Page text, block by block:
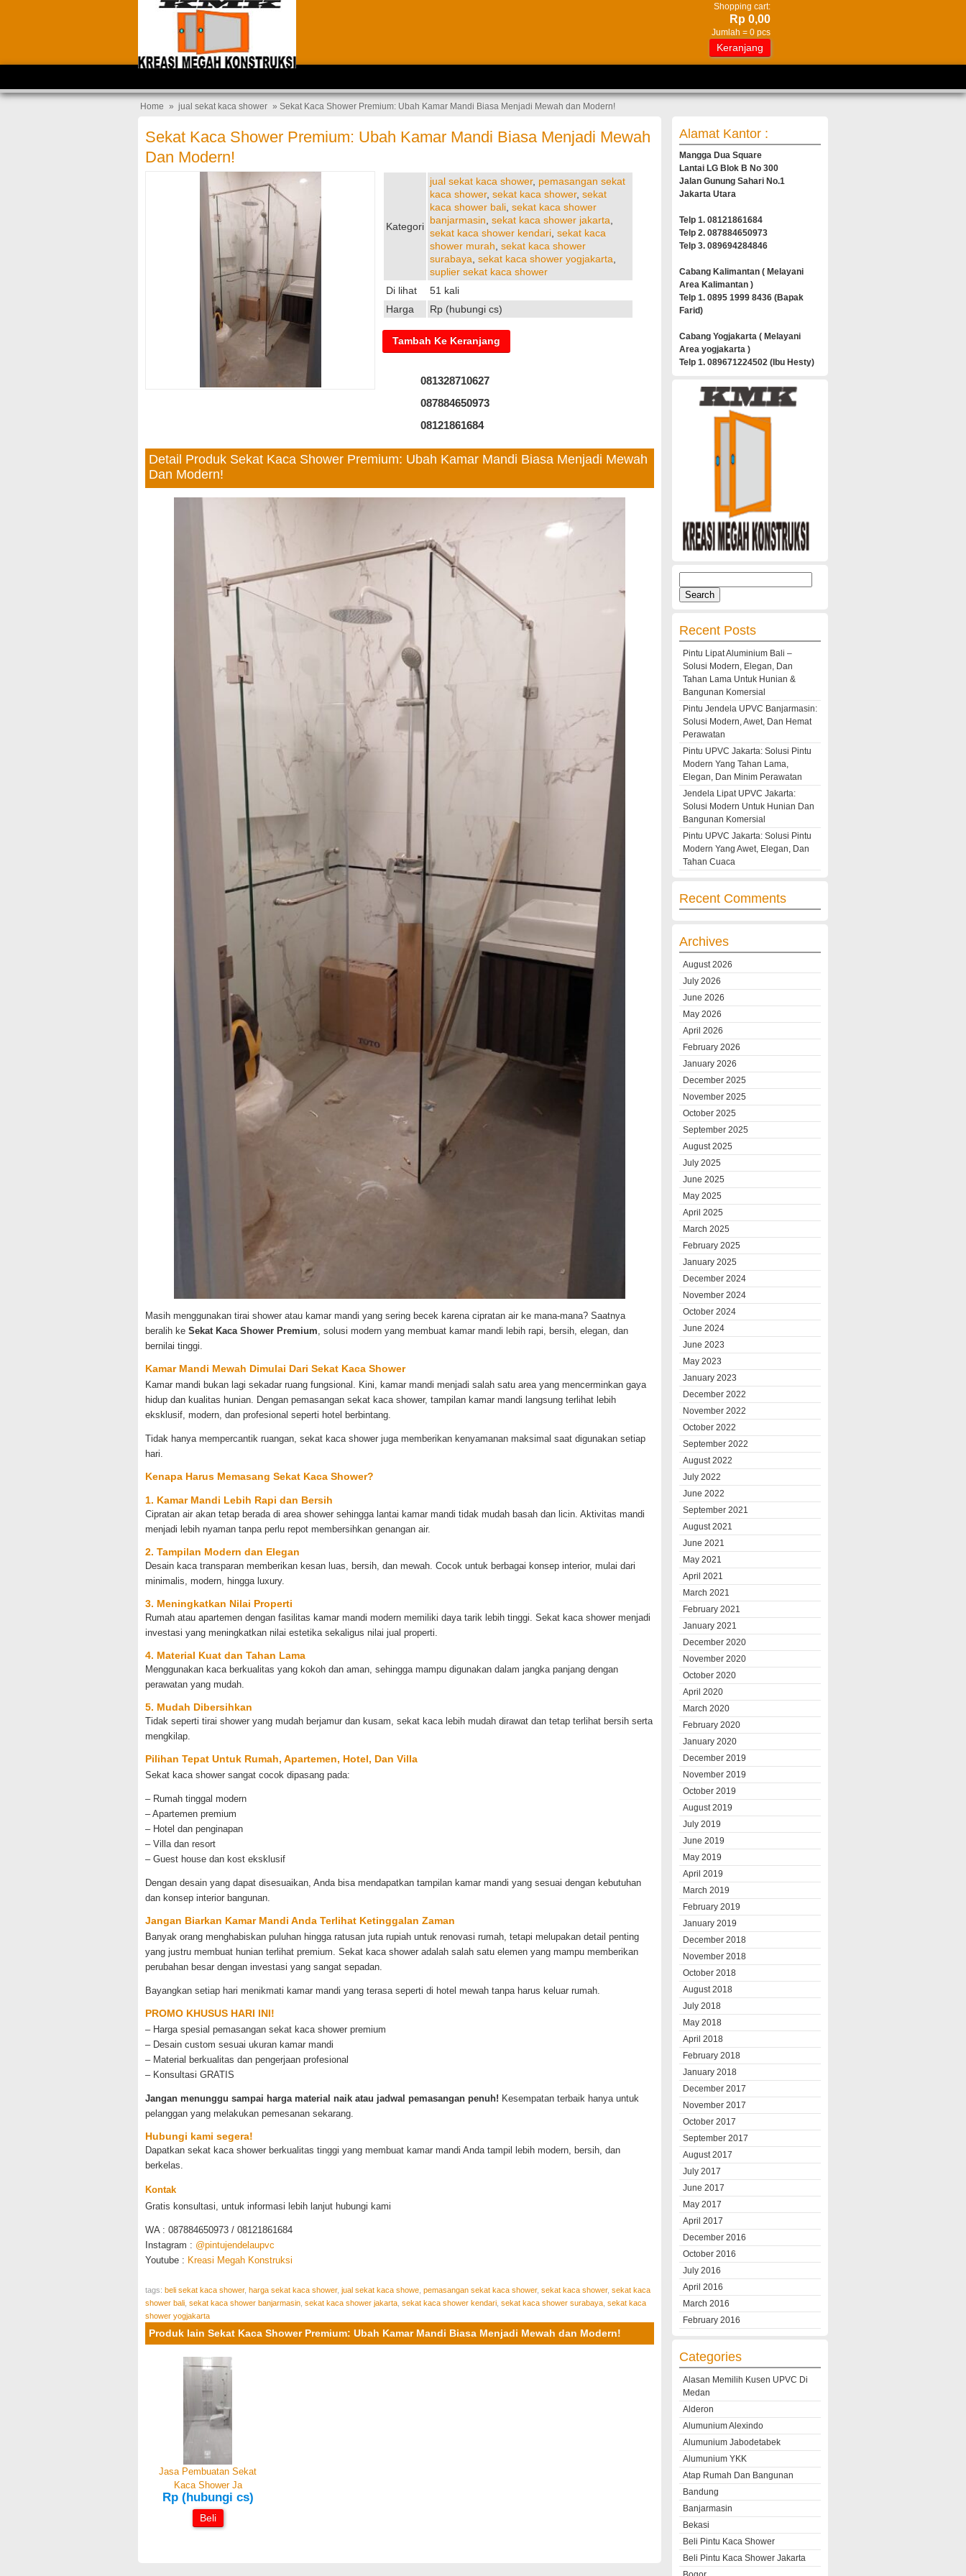
Shopping cart:
Rp 0,00
Jumlah = 0 pcs
Keranjang
Home » jual sekat kaca shower » Sekat Kaca Shower Premium: Ubah Kamar Mandi Biasa Menjadi Mewah dan Modern!
Sekat Kaca Shower Premium: Ubah Kamar Mandi Biasa Menjadi Mewah
Dan Modern!
Kategori
jual sekat kaca shower, pemasangan sekat
kaca shower, sekat kaca shower, sekat
kaca shower bali sekat kaca shower
banjarmasin sekat kaca shower jakarta
sekat kaca shower kendari sekat kaca
shower murah sekat kaca shower
surabaya sekat kaca shower yogjakarta
suplier sekat kaca shower
Di lihat
51 kali
Harga
Rp (hubungi cs)
081328710627
087884650973
08121861684
Detail Produk Sekat Kaca Shower Premium: Ubah Kamar Mandi Biasa Menjadi Mewah
Dan Modern!
Masih menggunakan tirai shower atau kamar mandi yang sering becek karena cipratan air ke mana-mana? Saatnya
beralih ke Sekat Kaca Shower Premium , solusi modern yang membuat kamar mandi lebih rapi, bersih, elegan, dan
bernilai tinggi.
Kamar Mandi Mewah Dimulai Dari Sekat Kaca Shower
Kamar mandi bukan lagi sekadar ruang fungsional. Kini, kamar mandi menjadi salah satu area yang mencerminkan gaya
hidup dan kualitas hunian. Dengan pemasangan sekat kaca shower, tampilan kamar mandi langsung terlihat lebih
eksklusif, modern, dan profesional seperti hotel berbintang.
Tidak hanya mempercantik ruangan, sekat kaca shower juga memberikan kenyamanan maksimal saat digunakan setiap
hari.
Kenapa Harus Memasang Sekat Kaca Shower?
1. Kamar Mandi Lebih Rapi dan Bersih
Cipratan air akan tetap berada di area shower sehingga lantai kamar mandi tidak mudah basah dan licin. Aktivitas mandi
menjadi lebih nyaman tanpa perlu repot membersihkan genangan air.
2. Tampilan Modern dan Elegan
Desain kaca transparan memberikan kesan luas, bersih, dan mewah. Cocok untuk berbagai konsep interior, mulai dari
minimalis, modern, hingga luxury.
3. Meningkatkan Nilai Properti
Rumah atau apartemen dengan fasilitas kamar mandi modern memiliki daya tarik lebih tinggi. Sekat kaca shower menjadi
investasi yang meningkatkan nilai estetika sekaligus nilai jual properti.
4. Material Kuat dan Tahan Lama
Menggunakan kaca berkualitas yang kokoh dan aman, sehingga mampu digunakan dalam jangka panjang dengan
perawatan yang mudah.
5. Mudah Dibersihkan
Tidak seperti tirai shower yang mudah berjamur dan kusam, sekat kaca lebih mudah dirawat dan tetap terlihat bersih serta
mengkilap.
Pilihan Tepat Untuk Rumah, Apartemen, Hotel, Dan Villa
Sekat kaca shower sangat cocok dipasang pada:
– Rumah tinggal modern
– Apartemen premium
– Hotel dan penginapan
– Villa dan resort
– Guest house dan kost eksklusif
Dengan desain yang dapat disesuaikan, Anda bisa mendapatkan tampilan kamar mandi yang sesuai dengan kebutuhan
dan konsep interior bangunan.
Jangan Biarkan Kamar Mandi Anda Terlihat Ketinggalan Zaman
Banyak orang menghabiskan puluhan hingga ratusan juta rupiah untuk renovasi rumah, tetapi melupakan detail penting
yang justru membuat hunian terlihat premium. Sekat kaca shower adalah salah satu elemen yang mampu memberikan
perubahan besar dengan investasi yang sangat sepadan.
Bayangkan setiap hari menikmati kamar mandi yang terasa seperti di hotel mewah tanpa harus keluar rumah.
PROMO KHUSUS HARI INI!
– Harga spesial pemasangan sekat kaca shower premium
– Desain custom sesuai ukuran kamar mandi
– Material berkualitas dan pengerjaan profesional
– Konsultasi GRATIS
Jangan menunggu sampai harga material naik atau jadwal pemasangan penuh! Kesempatan terbaik hanya untuk
pelanggan yang melakukan pemesanan sekarang.
Hubungi kami segera!
Dapatkan sekat kaca shower berkualitas tinggi yang membuat kamar mandi Anda tampil lebih modern, bersih, dan
berkelas.
Kontak
Gratis konsultasi, untuk informasi lebih lanjut hubungi kami
WA : 087884650973 / 08121861684
Instagram : @pintujendelaupvc
Youtube : Kreasi Megah Konstruksi
tags: beli sekat kaca shower, harga sekat kaca shower, jual sekat kaca showe pemasangan sekat kaca shower, sekat kaca shower, sekat kaca
shower bali sekat kaca shower banjarmasin sekat kaca shower jakarta sekat kaca shower kendari sekat kaca shower surabaya sekat kaca
shower yogjakarta
Produk lain Sekat Kaca Shower Premium: Ubah Kamar Mandi Biasa Menjadi Mewah dan Modern!
Jasa Pembuatan Sekat
Kaca Shower Ja
Rp (hubungi cs)
Beli
Alamat Kantor :
Mangga Dua Square
Lantai LG Blok B No 300
Jalan Gunung Sahari No.1
Jakarta Utara
Telp 1. 08121861684
Telp 2. 087884650973
Telp 3. 089694284846
Cabang Kalimantan ( Melayani
Area Kalimantan )
Telp 1. 0895 1999 8436 (Bapak
Farid)
Cabang Yogjakarta ( Melayani
Area yogjakarta )
Telp 1. 089671224502 (Ibu Hesty)
for:
Recent Posts
Pintu Lipat Aluminium Bali –
Solusi Modern, Elegan, Dan
Tahan Lama Untuk Hunian &
Bangunan Komersial
Pintu Jendela UPVC Banjarmasin:
Solusi Modern, Awet, Dan Hemat
Perawatan
Pintu UPVC Jakarta: Solusi Pintu
Modern Yang Tahan Lama,
Elegan, Dan Minim Perawatan
Jendela Lipat UPVC Jakarta:
Solusi Modern Untuk Hunian Dan
Bangunan Komersial
Pintu UPVC Jakarta: Solusi Pintu
Modern Yang Awet, Elegan, Dan
Tahan Cuaca
Recent Comments
Archives
August 2026
July 2026
June 2026
May 2026
April 2026
February 2026
January 2026
December 2025
November 2025
October 2025
September 2025
August 2025
July 2025
June 2025
May 2025
April 2025
March 2025
February 2025
January 2025
December 2024
November 2024
October 2024
June 2024
June 2023
May 2023
January 2023
December 2022
November 2022
October 2022
September 2022
August 2022
July 2022
June 2022
September 2021
August 2021
June 2021
May 2021
April 2021
March 2021
February 2021
January 2021
December 2020
November 2020
October 2020
April 2020
March 2020
February 2020
January 2020
December 2019
November 2019
October 2019
August 2019
July 2019
June 2019
May 2019
April 2019
March 2019
February 2019
January 2019
December 2018
November 2018
October 2018
August 2018
July 2018
May 2018
April 2018
February 2018
January 2018
December 2017
November 2017
October 2017
September 2017
August 2017
July 2017
June 2017
May 2017
April 2017
December 2016
October 2016
July 2016
April 2016
March 2016
February 2016
Categories
Alasan Memilih Kusen UPVC Di
Medan
Alderon
Alumunium Alexindo
Alumunium Jabodetabek
Alumunium YKK
Atap Rumah Dan Bangunan
Bandung
Banjarmasin
Bekasi
Beli Pintu Kaca Shower
Beli Pintu Kaca Shower Jakarta